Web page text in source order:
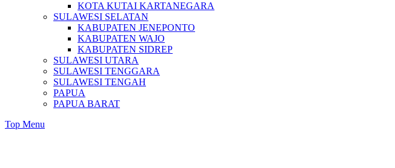
KOTA KUTAI KARTANEGARA
SULAWESI SELATAN
KABUPATEN JENEPONTO
KABUPATEN WAJO
KABUPATEN SIDREP
SULAWESI UTARA
SULAWESI TENGGARA
SULAWESI TENGAH
PAPUA
PAPUA BARAT
Top Menu